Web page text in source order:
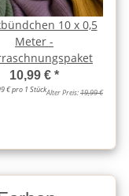
10 x 0,5
Meter -
10,99 € *
€ pro 1 StückAlter Preis:19,99 €